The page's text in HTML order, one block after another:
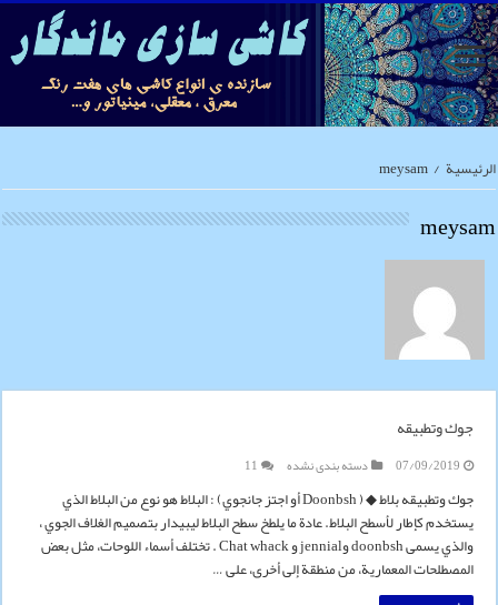
الرئيسية /
meysam
meysam
جوك وتطبيقه
07/09/2019 دسته بندی نشده 11
جوك وتطبيقه بلاط ◆ ( Doonbsh أو اجتز جانجوي) : البلاط هو نوع من البلاط الذي
يستخدم كإطار لأسطح البلاط. عادة ما يلطخ سطح البلاط ليبيدار بتصميم الغلاف الجوي ،
والذي يسمى doonbsh وjennial و Chat whack . تختلف أسماء اللوحات، مثل بعض
المصطلحات المعمارية، من منطقة إلى أخرى، على …